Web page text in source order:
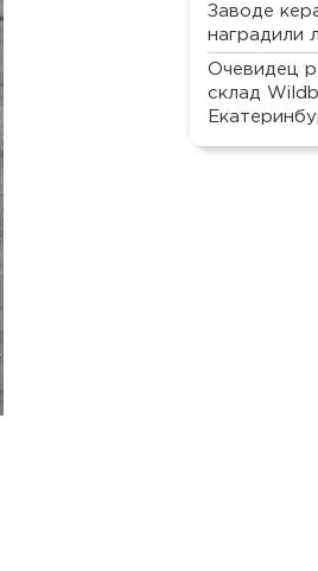
Заводе
наградили
Очевидец
склад